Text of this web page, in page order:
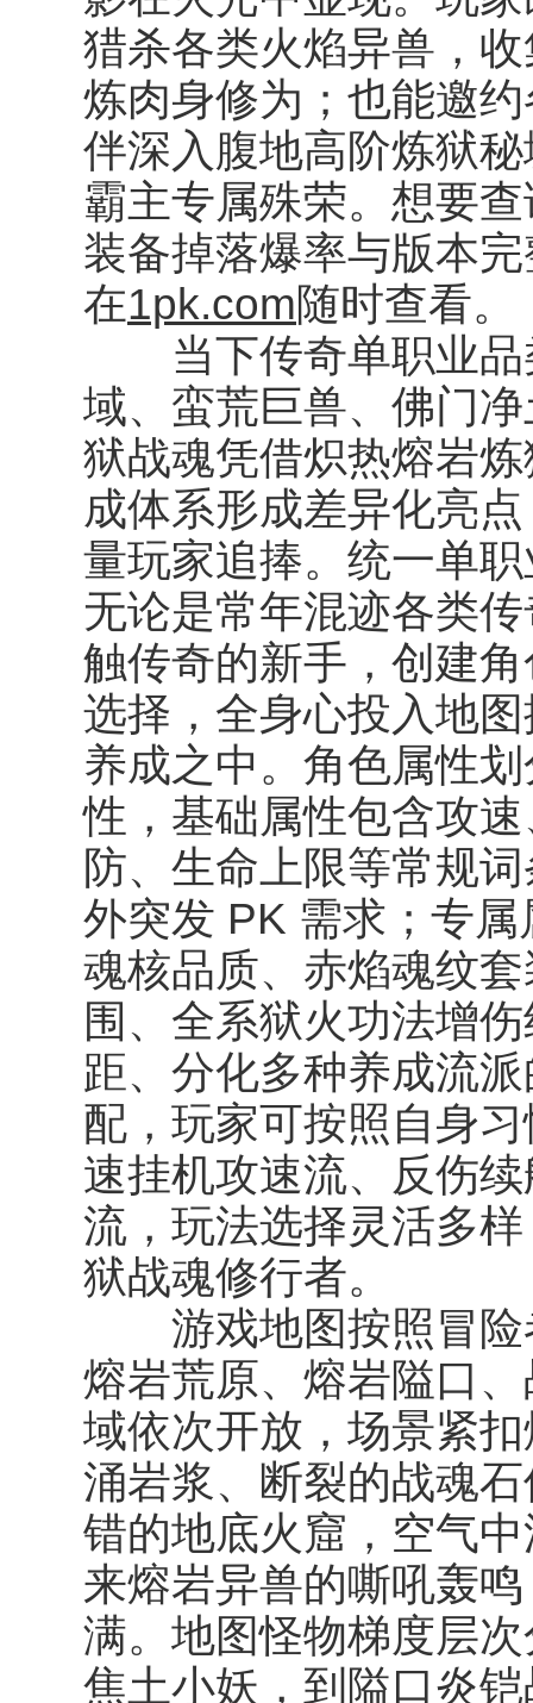
猎杀各类火焰异兽，
炼肉身修为；也能邀
伴深入腹地高阶炼狱
霸主专属殊荣。想要
装备掉落爆率与版本
在1pk.com随时查看。
当下传奇单职业品
域、蛮荒巨兽、佛门
狱战魂凭借炽热熔岩
成体系形成差异化亮
量玩家追捧。统一单
无论是常年混迹各类
触传奇的新手，创建
选择，全身心投入地
养成之中。角色属性
性，基础属性包含攻
防、生命上限等常规
外突发 PK 需求；专
魂核品质、赤焰魂纹
围、全系狱火功法增
距、分化多种养成流
配，玩家可按照自身
速挂机攻速流、反伤
流，玩法选择灵活多
狱战魂修行者。
游戏地图按照冒险
熔岩荒原、熔岩隘口
域依次开放，场景紧
涌岩浆、断裂的战魂
错的地底火窟，空气
来熔岩异兽的嘶吼轰
满。地图怪物梯度层
焦土小妖，到隘口炎